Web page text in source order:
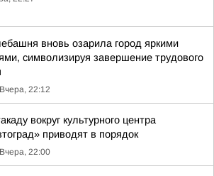
вновь озарила город яркими
символизируя завершение трудового
Вчера, 22:12
вокруг культурного центра
приводят в порядок
Вчера, 22:00